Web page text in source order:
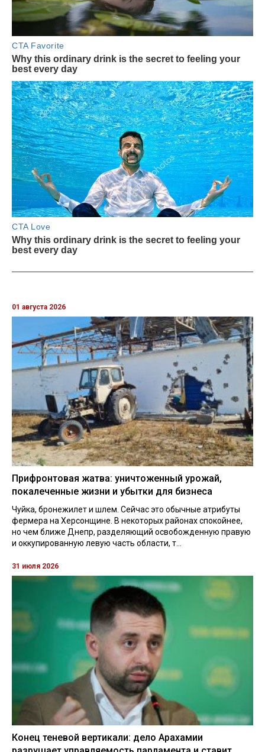
01 августа 2026
Прифронтовая жатва: уничтоженный урожай,
покалеченные жизни и убытки для бизнеса
Чуйка, бронежилет и шлем. Сейчас это обычные атрибуты
фермера на Херсонщине. В некоторых районах спокойнее,
но чем ближе Днепр, разделяющий освобожденную правую
и оккупированную левую часть области, т...
31 июля 2026
Конец теневой вертикали: дело Арахамии